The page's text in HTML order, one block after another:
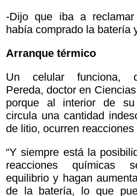
-Dijo que iba a
había comprado la batería
Arranque térmico
Un celular funciona,
Pereda, doctor en
porque al interior de
circula una cantidad
de litio, ocurren
“Y siempre está la
reacciones químicas
equilibrio y hagan
de la batería, lo que